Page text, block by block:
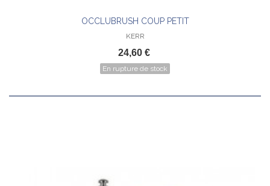
OCCLUBRUSH COUP PETIT
KERR
24,60 €
En rupture de stock